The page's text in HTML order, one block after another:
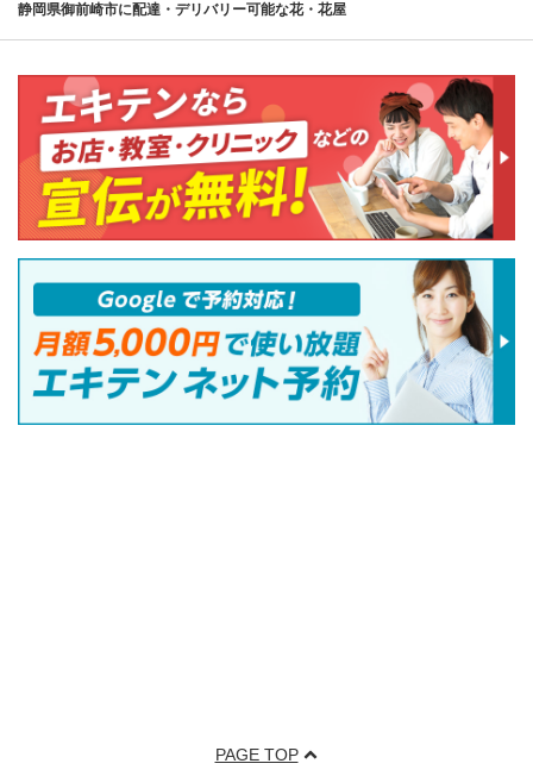
静岡県御前崎市に配達・デリバリー可能な花・花屋
PAGE TOP